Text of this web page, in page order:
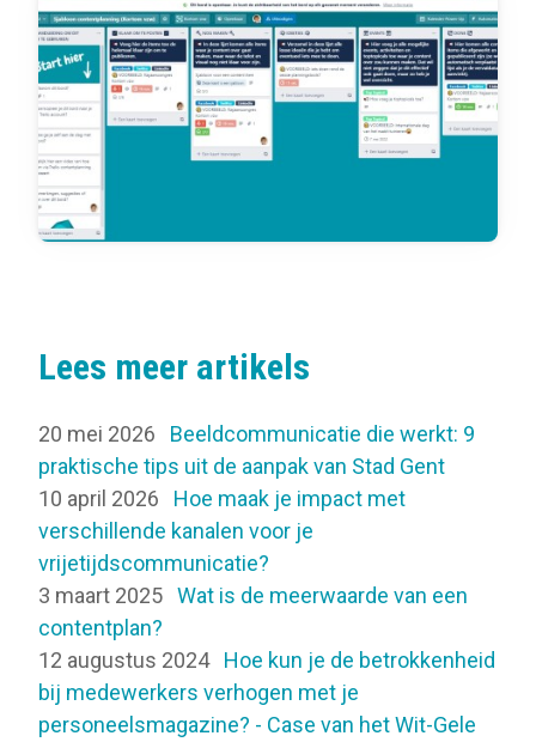
Lees meer artikels
20 mei 2026
Beeldcommunicatie die werkt: 9
praktische tips uit de aanpak van Stad Gent
10 april 2026
Hoe maak je impact met
verschillende kanalen voor je
vrijetijdscommunicatie?
3 maart 2025 Wat is de meerwaarde van een
contentplan?
12 augustus 2024
Hoe kun je de betrokkenheid
bij medewerkers verhogen met je
personeelsmagazine? - Case van het Wit-Gele